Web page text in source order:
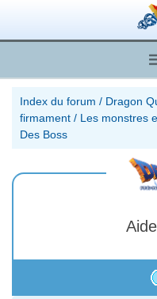
Index du forum / Dragon
firmament / Les monstres
Des Boss